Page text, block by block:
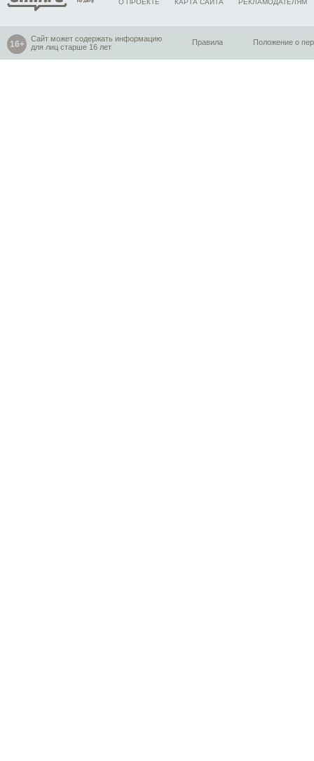
О ПРОЕКТЕ КАРТА САЙТА РЕКЛАМОДАТЕЛЯМ
Сайт может содержать информацию
для лиц старше 16 лет
Правила Положение о